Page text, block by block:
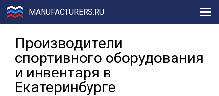
MANUFACTURERS.RU
Производители
спортивного оборудования
и инвентаря в
Екатеринбурге